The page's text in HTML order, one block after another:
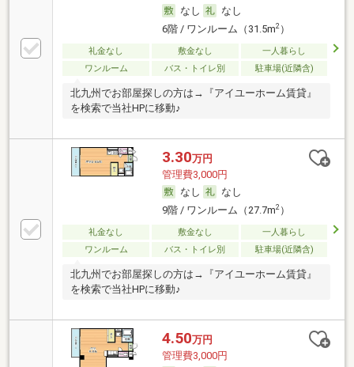
なし
なし
6階 / ワンルーム（31.5m2）
礼金なし 敷金なし
一人暮らし
ワンルーム
バス・トイレ別 駐車場(近隣含)
北九州でお部屋探しの方は→『アイユーホーム賃貸』
を検索で当社HPに移動♪
3.30万円
管理費3,000円
なし
なし
9階 / ワンルーム（27.7m2）
礼金なし 敷金なし
一人暮らし
ワンルーム
バス・トイレ別 駐車場(近隣含)
北九州でお部屋探しの方は→『アイユーホーム賃貸』
を検索で当社HPに移動♪
4.50万円
管理費3,000円